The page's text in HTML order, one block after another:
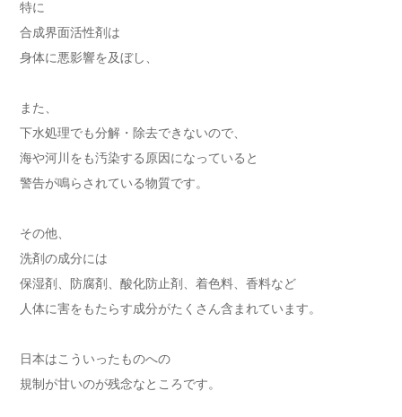
特に
合成界面活性剤は
身体に悪影響を及ぼし、
また、
下水処理でも分解・除去できないので、
海や河川をも汚染する原因になっていると
警告が鳴らされている物質です。
その他、
洗剤の成分には
保湿剤、防腐剤、酸化防止剤、着色料、香料など
人体に害をもたらす成分がたくさん含まれています。
日本はこういったものへの
規制が甘いのが残念なところです。